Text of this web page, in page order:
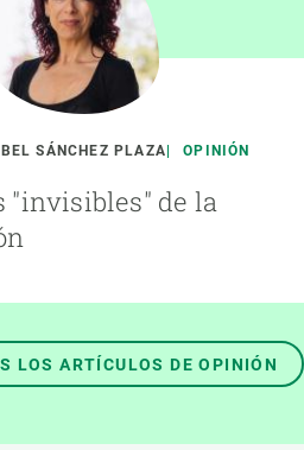
SÁNCHEZ PLAZA OPINIÓN
"invisibles" de la
LOS ARTÍCULOS DE OPINIÓN